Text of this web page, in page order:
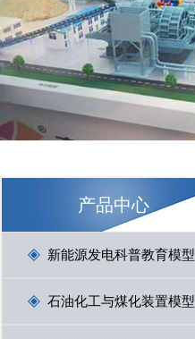
产品中心
新能源发电科普教育模型
石油化工与煤化装置模型